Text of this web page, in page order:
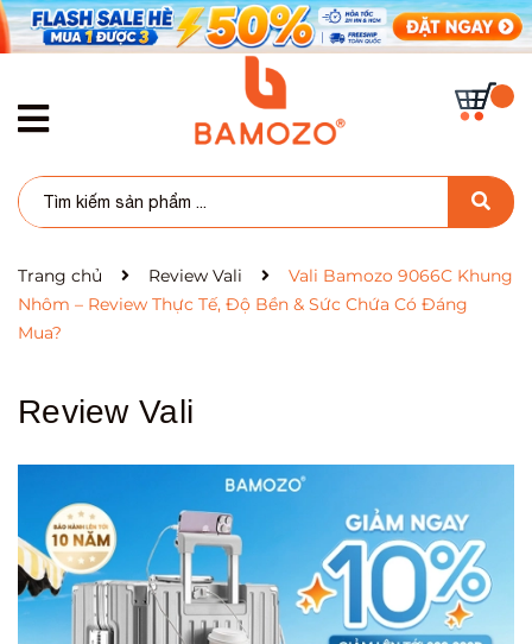
Trang chủ Review Vali
Vali Bamozo 9066C Khung
Nhôm – Review Thực Tế, Độ Bền & Sức Chứa Có Đáng
Mua?
Review Vali